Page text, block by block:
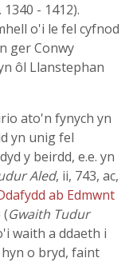
1340 - 1412).
o'i le fel cyfnod
ger Conwy
ôl Llanstephan
ato'n fynych yn
yn unig fel
y beirdd, e.e. yn
Aled, ii, 743, ac,
ab Edmwnt
Gwaith Tudur
waith a ddaeth i
o bryd, faint